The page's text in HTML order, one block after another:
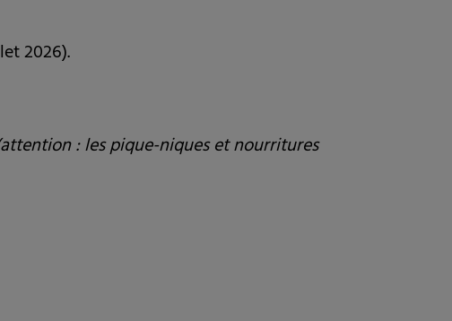
2026).
: les pique-niques et nourritures